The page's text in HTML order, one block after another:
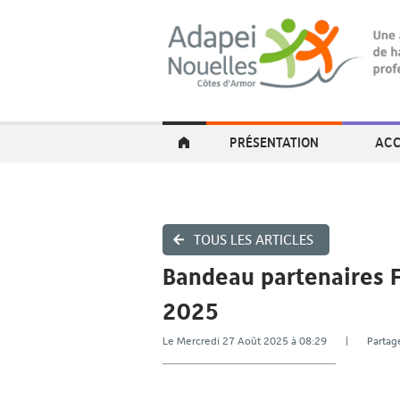
PRÉSENTATION
TOUS LES ARTICLES
Bandeau partenaires
2025
Le Mercredi 27 Août 2025 à 08:29 |